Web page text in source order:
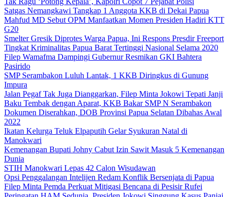
Satgas Nemangkawi Tangkap 1 Anggota KKB di Dekai Papua
Mahfud MD Sebut OPM Manfaatkan Momen Presiden Hadiri KTT
G20
Smelter Gresik Diprotes Warga Papua, Ini Respons Presdir Freeport
Tingkat Kriminalitas Papua Barat Tertinggi Nasional Selama 2020
Filep Wamafma Dampingi Gubernur Resmikan GKI Bahtera
Pasirido
SMP Serambakon Luluh Lantak, 1 KKB Diringkus di Gunung
Impura
Jalan Pegaf Tak Juga Dianggarkan, Filep Minta Jokowi Tepati Janji
Baku Tembak dengan Aparat, KKB Bakar SMP N Serambakon
Dokumen Diserahkan, DOB Provinsi Papua Selatan Dibahas Awal
2022
Ikatan Kelurga Teluk Elpaputih Gelar Syukuran Natal di
Manokwari
Kemenangan Bupati Johny Cabut Izin Sawit Masuk 5 Kemenangan
Dunia
STIH Manokwari Lepas 42 Calon Wisudawan
Opsi Penggalangan Intelijen Redam Konflik Bersenjata di Papua
Filep Minta Pemda Perkuat Mitigasi Bencana di Pesisir Rufei